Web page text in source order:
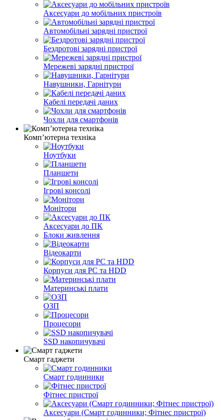
Аксесуари до мобільних пристроїв
Автомобільні зарядні пристрої
Бездротові зарядні пристрої
Мережеві зарядні пристрої
Навушники, Гарнітури
Кабелі передачі даних
Чохли для смартфонів
Компʼютерна техніка
Ноутбуки
Планшети
Ігрові консолі
Монітори
Аксесуари до ПК
Блоки живлення
Відеокарти
Корпуси для PC та HDD
Материнські плати
ОЗП
Процесори
SSD накопичувачі
Смарт гаджети
Смарт годинники
Фітнес пристрої
Аксесуари (Смарт годинники; Фітнес пристрої)